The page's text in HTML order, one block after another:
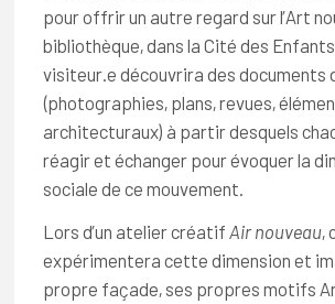
pour offrir un autre regard sur l’Art
bibliothèque, dans la Cité des
visiteur.e découvrira des documents
(photographies, plans, revues,
architecturaux) à partir desquels
réagir et échanger pour évoquer la
sociale de ce mouvement.
Lors d’un atelier créatif Air nouveau,
expérimentera cette dimension et
propre façade, ses propres motifs